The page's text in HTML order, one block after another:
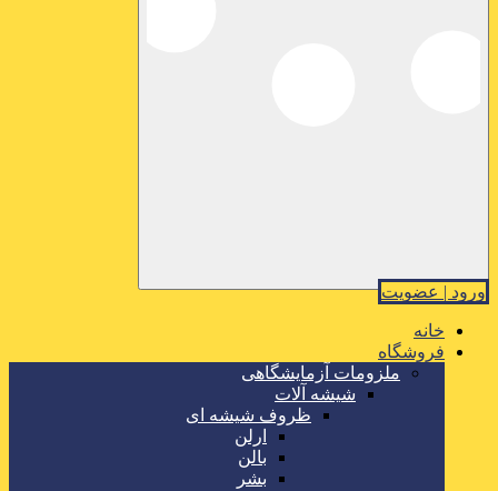
ورود | عضویت
خانه
فروشگاه
ملزومات آزمایشگاهی
شیشه آلات
ظروف شیشه ای
ارلن
بالن
بشر